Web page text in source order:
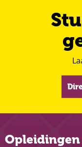
Opleidingen